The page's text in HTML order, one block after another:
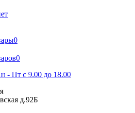
0
0
- Пт с 9.00 до 18.00
д.92Б